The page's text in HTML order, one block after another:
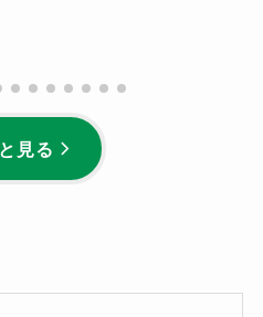
見る